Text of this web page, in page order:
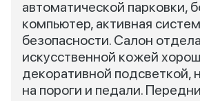
автоматической парковки,
компьютер, активная
безопасности. Салон
искусственной кожей
декоративной подсветкой,
на пороги и педали.